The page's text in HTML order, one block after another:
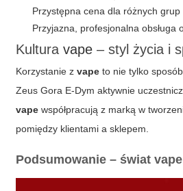
Przystępna cena dla różnych grup
Przyjazna, profesjonalna obsługa
Kulturavape – styl życia i
Korzystanie zvape to nie tylko
Zeus Gora E-Dym aktywnie
vape współpracują z marką w
pomiędzy klientami a sklepem.
Podsumowanie – świat